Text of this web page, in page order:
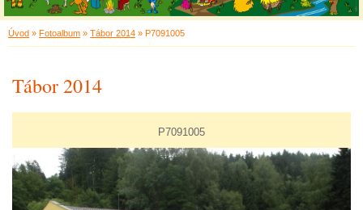
Úvod » Fotoalbum » Tábor 2014 » P7091005
Tábor 2014
P7091005